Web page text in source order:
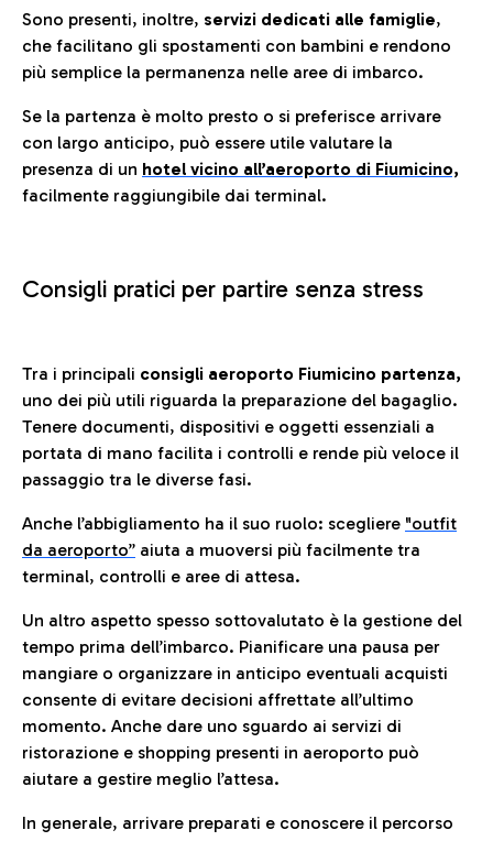
Sono presenti, inoltre, servizi dedicati alle famiglie,
che facilitano gli spostamenti con bambini e rendono
più semplice la permanenza nelle aree di imbarco.
Se la partenza è molto presto o si preferisce arrivare
con largo anticipo, può essere utile valutare la
presenza di un hotel vicino all’aeroporto di Fiumicino,
facilmente raggiungibile dai terminal.
Consigli pratici per partire senza stress
Tra i principali consigli aeroporto Fiumicino partenza,
uno dei più utili riguarda la preparazione del bagaglio.
Tenere documenti, dispositivi e oggetti essenziali a
portata di mano facilita i controlli e rende più veloce il
passaggio tra le diverse fasi.
Anche l’abbigliamento ha il suo ruolo: scegliere "outfit
da aeroporto” aiuta a muoversi più facilmente tra
terminal, controlli e aree di attesa.
Un altro aspetto spesso sottovalutato è la gestione del
tempo prima dell’imbarco. Pianificare una pausa per
mangiare o organizzare in anticipo eventuali acquisti
consente di evitare decisioni affrettate all’ultimo
momento. Anche dare uno sguardo ai servizi di
ristorazione e shopping presenti in aeroporto può
aiutare a gestire meglio l’attesa.
In generale, arrivare preparati e conoscere il percorso